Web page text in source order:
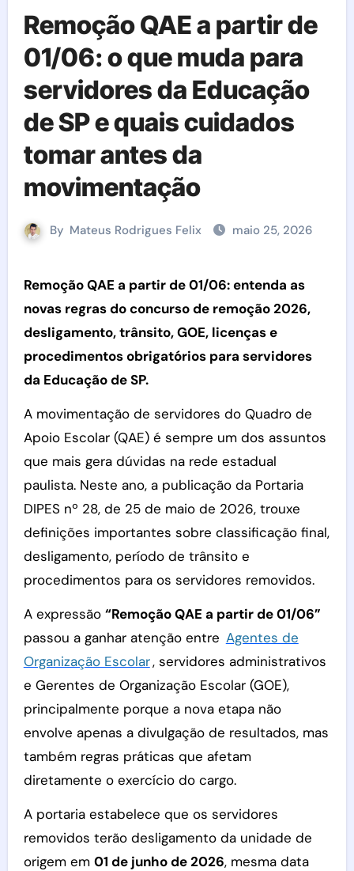
Remoção QAE a partir de
01/06: o que muda para
servidores da Educação
de SP e quais cuidados
tomar antes da
movimentação
By Mateus Rodrigues Felix maio 25, 2026
Remoção QAE a partir de 01/06: entenda as
novas regras do concurso de remoção 2026,
desligamento, trânsito, GOE, licenças e
procedimentos obrigatórios para servidores
da Educação de SP.
A movimentação de servidores do Quadro de
Apoio Escolar (QAE) é sempre um dos assuntos
que mais gera dúvidas na rede estadual
paulista. Neste ano, a publicação da Portaria
DIPES nº 28, de 25 de maio de 2026, trouxe
definições importantes sobre classificação final,
desligamento, período de trânsito e
procedimentos para os servidores removidos.
A expressão “Remoção QAE a partir de 01/06”
passou a ganhar atenção entre Agentes de
Organização Escolar, servidores administrativos
e Gerentes de Organização Escolar (GOE),
principalmente porque a nova etapa não
envolve apenas a divulgação de resultados, mas
também regras práticas que afetam
diretamente o exercício do cargo.
A portaria estabelece que os servidores
removidos terão desligamento da unidade de
origem em 01 de junho de 2026, mesma data